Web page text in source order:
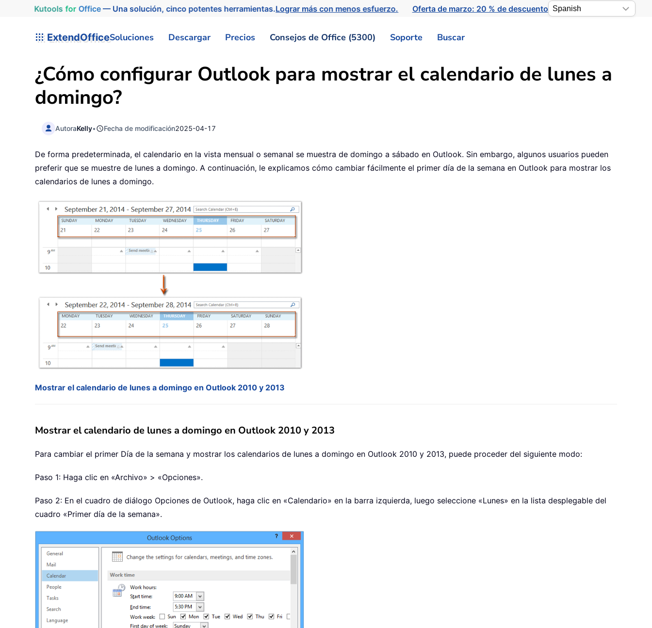
Kutools for Office— Una solución, cinco potentes herramientas.Lograr más con menos esfuerzo. Oferta de marzo: 20 % de descuento
ExtendOfficeSoluciones Descargar Precios Consejos de Office (5300) Soporte Buscar
¿Cómo configurar Outlook para mostrar el calendario de lunes a
domingo?
AutoraKelly• Fecha de modificación2025-04-17
De forma predeterminada, el calendario en la vista mensual o semanal se muestra de domingo a sábado en Outlook. Sin embargo, algunos usuarios pueden
preferir que se muestre de lunes a domingo. A continuación, le explicamos cómo cambiar fácilmente el primer día de la semana en Outlook para mostrar los
calendarios de lunes a domingo.
Mostrar el calendario de lunes a domingo en Outlook 2010 y 2013
Mostrar el calendario de lunes a domingo en Outlook 2010 y 2013
Para cambiar el primer Día de la semana y mostrar los calendarios de lunes a domingo en Outlook 2010 y 2013, puede proceder del siguiente modo:
Paso 1: Haga clic en «Archivo» > «Opciones».
Paso 2: En el cuadro de diálogo Opciones de Outlook, haga clic en «Calendario» en la barra izquierda, luego seleccione «Lunes» en la lista desplegable del
cuadro «Primer día de la semana».